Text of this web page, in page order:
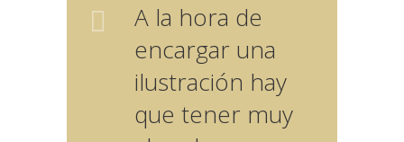
A la hora de
encargar una
ilustración hay
que tener muy